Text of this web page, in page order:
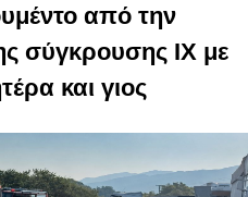
από την
σύγκρουσης ΙΧ με
και γιος